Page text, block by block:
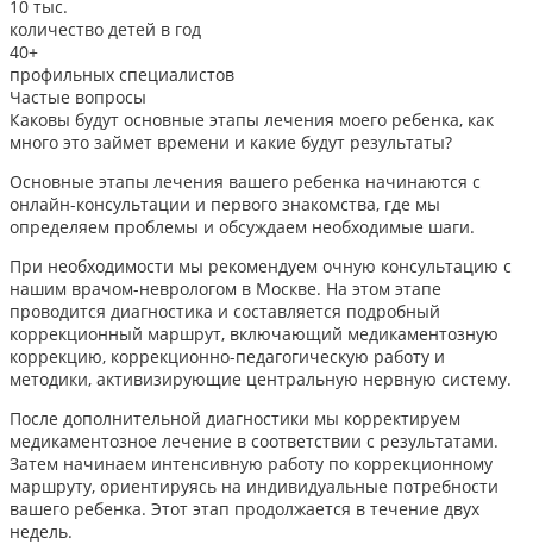
10 тыс.
количество детей в год
40+
профильных специалистов
Частые вопросы
Каковы будут основные этапы лечения моего ребенка, как
много это займет времени и какие будут результаты?
Основные этапы лечения вашего ребенка начинаются с
онлайн-консультации и первого знакомства, где мы
определяем проблемы и обсуждаем необходимые шаги.
При необходимости мы рекомендуем очную консультацию с
нашим врачом-неврологом в Москве. На этом этапе
проводится диагностика и составляется подробный
коррекционный маршрут, включающий медикаментозную
коррекцию, коррекционно-педагогическую работу и
методики, активизирующие центральную нервную систему.
После дополнительной диагностики мы корректируем
медикаментозное лечение в соответствии с результатами.
Затем начинаем интенсивную работу по коррекционному
маршруту, ориентируясь на индивидуальные потребности
вашего ребенка. Этот этап продолжается в течение двух
недель.